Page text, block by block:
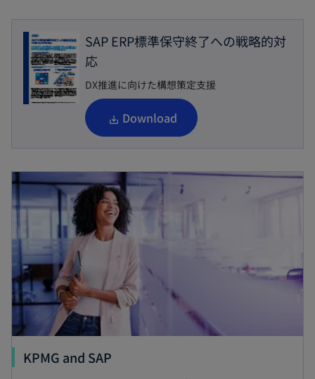
SAP ERP標準保守終了への戦略的対
応
DX推進に向けた構想策定支援
Download
新
し
タ
ブ
で
開
KPMG and SAP
新しいタブで開く